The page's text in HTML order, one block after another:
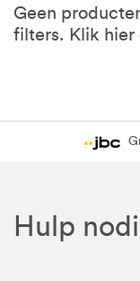
Geen
filters. Klik hier
Hulp